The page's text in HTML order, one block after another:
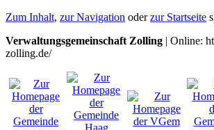
Zum Inhalt, zur Navigation oderzur Startseite
Verwaltungsgemeinschaft Zolling | Online:
zolling.de/